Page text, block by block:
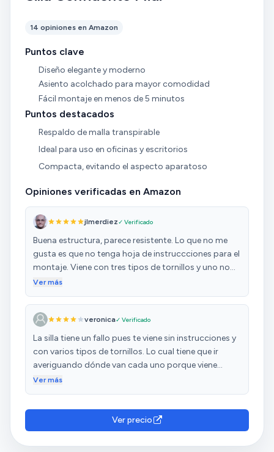
14 opiniones en Amazon
Puntos clave
Diseño elegante y moderno
Asiento acolchado para mayor comodidad
Fácil montaje en menos de 5 minutos
Puntos destacados
Respaldo de malla transpirable
Ideal para uso en oficinas y escritorios
Compacta, evitando el aspecto aparatoso
Opiniones verificadas en Amazon
jlmerdiez✓ Verificado
Buena estructura, parece resistente. Lo que no me
gusta es que no tenga hoja de instruccciones para el
montaje. Viene con tres tipos de tornillos y uno no
sabe a dónde corresponde cada uno. Te lleva el triple
Ver más
veronica✓ Verificado
La silla tiene un fallo pues te viene sin instrucciones y
con varios tipos de tornillos. Lo cual tiene que ir
averiguando dónde van cada uno porque viene
desmontada la silla.
Ver más
Ver precio